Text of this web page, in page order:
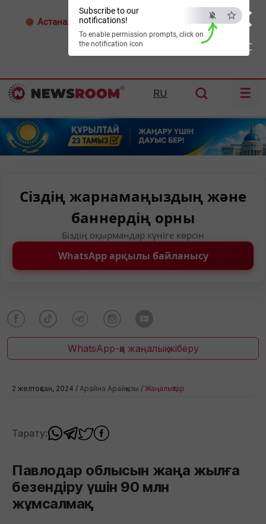
×
ESC
Subscribe to our
notifications!
To enable permission prompts, click on
the notification icon
Астана: 32°C Алматы: Шымкент:36°C
RU ☰
Сіздің жарнамаңыздың және
баннердің орны
Біздің оқырмандар күніге көрсін
WhatsApp арқылы байланысу
WhatsApp-қа жаңалық жіберу
2 желтоқсан, 2024 / Арайна Арайқызы / Жаңалықтар
Тарату:
Павлодар облысын жаңа жылға
безендіру үшін 90 млн
жұмсалмақ